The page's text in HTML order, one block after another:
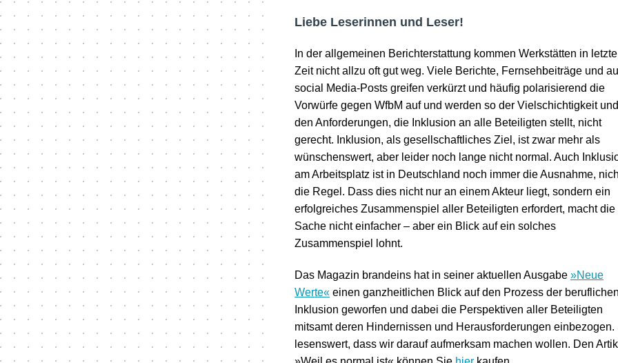
Liebe Leserinnen und Leser!
In der allgemeinen Berichterstattung kommen Werkstätten in
Zeit nicht allzu oft gut weg. Viele Berichte, Fernsehbeiträge und
social Media-Posts greifen verkürzt und häufig polarisierend die
Vorwürfe gegen WfbM auf und werden so der Vielschichtigkeit und
den Anforderungen, die Inklusion an alle Beteiligten stellt, nicht
gerecht. Inklusion, als gesellschaftliches Ziel, ist zwar mehr als
wünschenswert, aber leider noch lange nicht normal. Auch
am Arbeitsplatz ist in Deutschland noch immer die Ausnahme,
die Regel. Dass dies nicht nur an einem Akteur liegt, sondern ein
erfolgreiches Zusammenspiel aller Beteiligten erfordert, macht die
Sache nicht einfacher – aber ein Blick auf ein solches
Zusammenspiel lohnt.
Das Magazin brandeins hat in seiner aktuellen Ausgabe »Neue
Werte« einen ganzheitlichen Blick auf den Prozess der
Inklusion geworfen und dabei die Perspektiven aller Beteiligten
mitsamt deren Hindernissen und Herausforderungen einbezogen.
lesenswert, dass wir darauf aufmerksam machen wollen. Den